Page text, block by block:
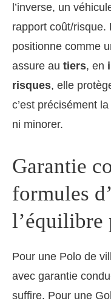
l’inverse, un
rapport coût/risque.
positionne comme
assure au tiers, en
risques, elle
c’est précisément
ni minorer.
Garantie
formules
l’équilibre
Pour une Polo de
avec garantie
suffire. Pour une